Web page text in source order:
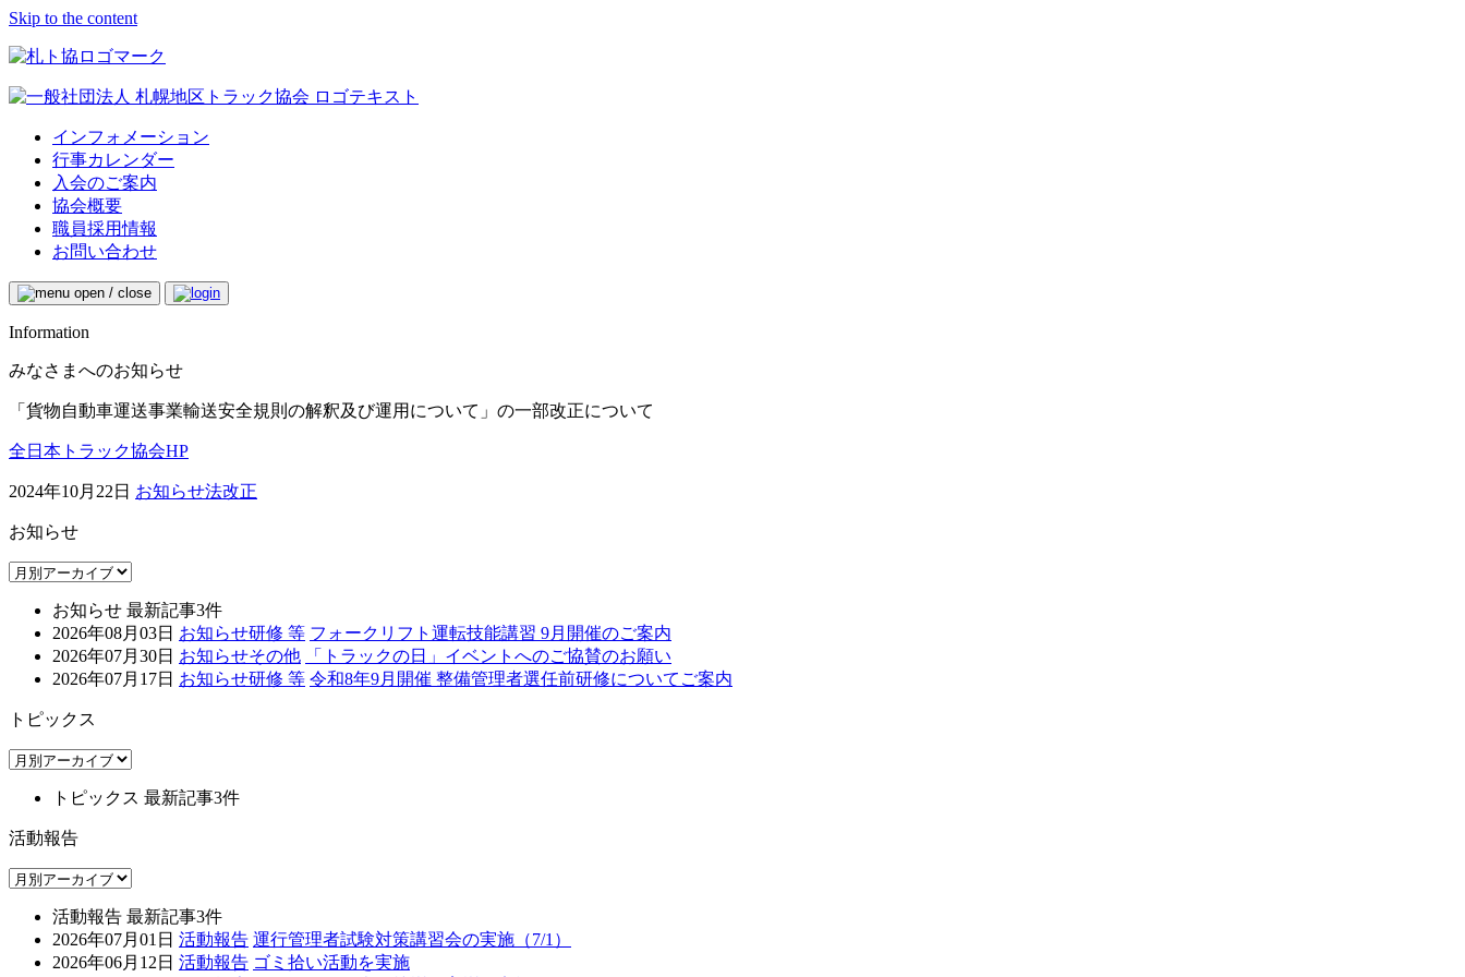
Skip to the content
インフォメーション
行事カレンダー
入会のご案内
協会概要
職員採用情報
お問い合わせ
Information
みなさまへのお知らせ
「貨物自動車運送事業輸送安全規則の解釈及び運用について」の一部改正について
全日本トラック協会HP
2024年10月22日 お知らせ法改正
お知らせ
お知らせ 最新記事3件
2026年08月03日 お知らせ研修 等 フォークリフト運転技能講習 9月開催のご案内
2026年07月30日 お知らせその他
「トラックの日」イベントへのご協賛のお願い
2026年07月17日 お知らせ研修 等 令和8年9月開催 整備管理者選任前研修についてご案内
トピックス
トピックス 最新記事3件
活動報告
活動報告 最新記事3件
2026年07月01日 活動報告 運行管理者試験対策講習会の実施（7/1）
2026年06月12日 活動報告 ゴミ拾い活動を実施